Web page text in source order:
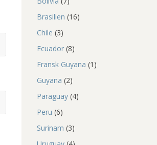
Brasilien (16)
Chile (3)
Ecuador (8)
Fransk Guyana (1)
Guyana (2)
Paraguay (4)
Peru (6)
Surinam (3)